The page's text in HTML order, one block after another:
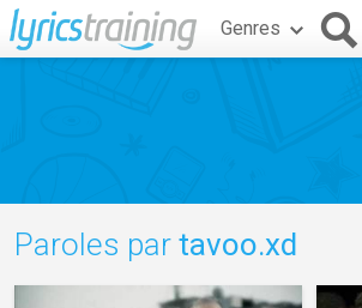
Genres
Paroles par tavoo.xd